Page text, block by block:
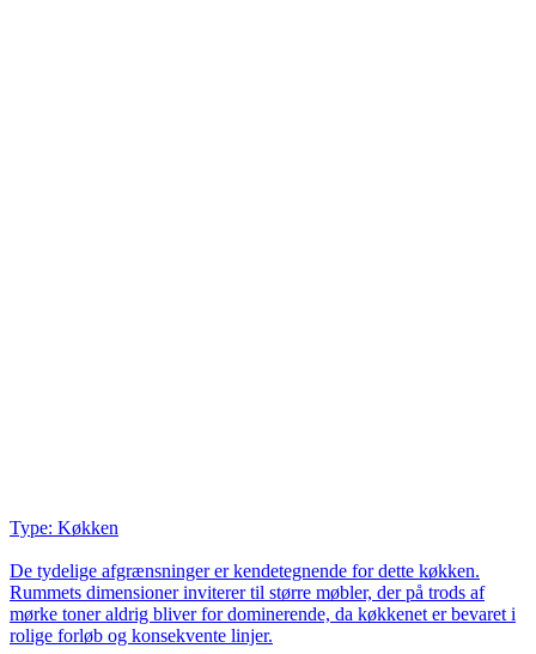
Type: Køkken
De tydelige afgrænsninger er kendetegnende for dette køkken.
Rummets dimensioner inviterer til større møbler, der på trods af
mørke toner aldrig bliver for dominerende, da køkkenet er bevaret i
rolige forløb og konsekvente linjer.